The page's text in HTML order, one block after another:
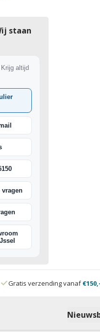
staan
altijd
vragen
Gratis verzending vanaf€150,-